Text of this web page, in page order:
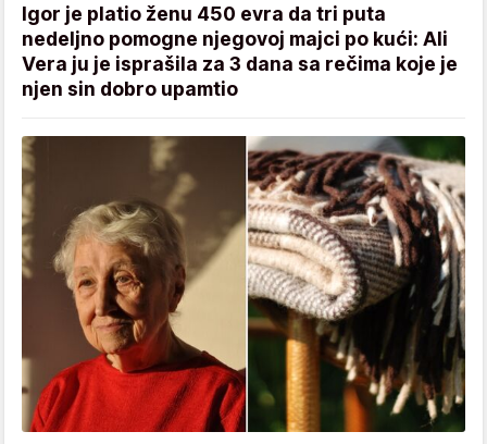
Igor je platio ženu 450 evra da tri puta
nedeljno pomogne njegovoj majci po kući: Ali
Vera ju je isprašila za 3 dana sa rečima koje je
njen sin dobro upamtio